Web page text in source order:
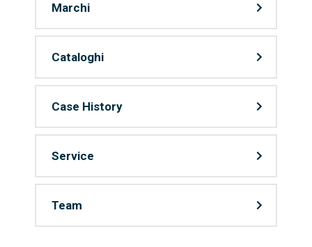
Marchi
Cataloghi
Case History
Service
Team